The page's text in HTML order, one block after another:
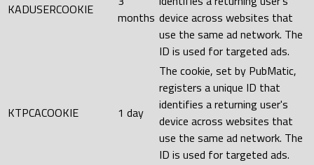
KADUSERCOOKIE
months device across websites that
use the same ad network. The
ID is used for targeted ads.
KTPCACOOKIE 1 day
The cookie, set by PubMatic,
registers a unique ID that
identifies a returning user's
device across websites that
use the same ad network. The
ID is used for targeted ads.